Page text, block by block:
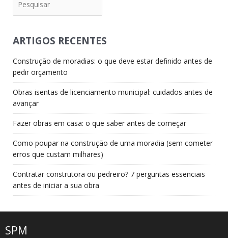
ARTIGOS RECENTES
Construção de moradias: o que deve estar definido antes de
pedir orçamento
Obras isentas de licenciamento municipal: cuidados antes de
avançar
Fazer obras em casa: o que saber antes de começar
Como poupar na construção de uma moradia (sem cometer
erros que custam milhares)
Contratar construtora ou pedreiro? 7 perguntas essenciais
antes de iniciar a sua obra
SPM